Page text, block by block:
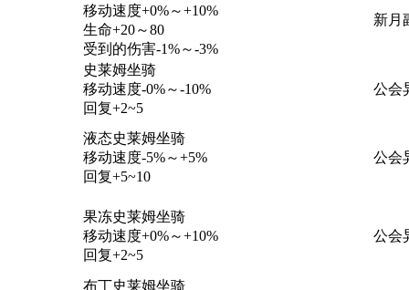
移动速度+0%～+10%
生命+20～80
受到的伤害-1%～-3%
新月
史莱姆坐骑
移动速度-0%～-10%
回复+2~5
公会
液态史莱姆坐骑
移动速度-5%～+5%
回复+5~10
公会
果冻史莱姆坐骑
移动速度+0%～+10%
回复+2~5
公会
布丁史莱姆坐骑